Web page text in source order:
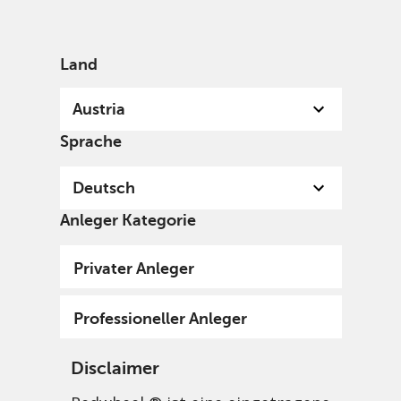
Land
Austria
Sprache
Deutsch
Anleger Kategorie
Privater Anleger
Professioneller Anleger
Disclaimer